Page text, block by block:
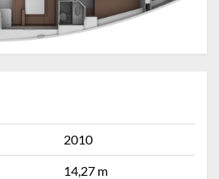
2010
14,27 m